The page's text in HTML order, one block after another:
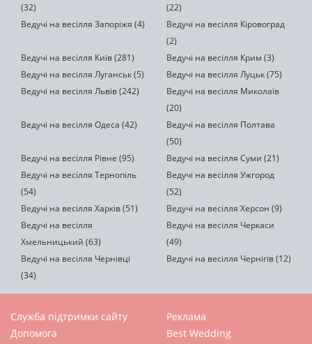
(32)
(22)
Ведучі на весілля Запоріжя (4)
Ведучі на весілля Кіровоград
(2)
Ведучі на весілля Київ (281)
Ведучі на весілля Крим (3)
Ведучі на весілля Луганськ (5)
Ведучі на весілля Луцьк (75)
Ведучі на весілля Львів (242)
Ведучі на весілля Миколаїв
(20)
Ведучі на весілля Одеса (42)
Ведучі на весілля Полтава
(50)
Ведучі на весілля Рівне (95)
Ведучі на весілля Суми (21)
Ведучі на весілля Тернопіль
(54)
Ведучі на весілля Ужгород
(52)
Ведучі на весілля Харків (51)
Ведучі на весілля Херсон (9)
Ведучі на весілля
Хмельницький (63)
Ведучі на весілля Черкаси
(49)
Ведучі на весілля Чернівці
(34)
Ведучі на весілля Чернігів (12)
Служба підтримки сайту
Допомога
Реклама
Best Wedding